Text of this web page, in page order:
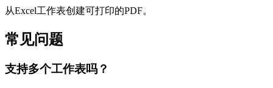
从Excel工作表创建可打印的PDF。
常见问题
支持多个工作表吗？